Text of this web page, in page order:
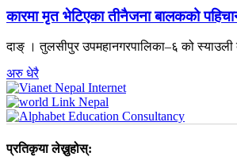
कारमा मृत भेटिएका तीनैजना बालकको
दाङ् । तुलसीपुर उपमहानगरपालिका–६ को
अरु धेरै
प्रतिकृया लेख्नुहोस्: